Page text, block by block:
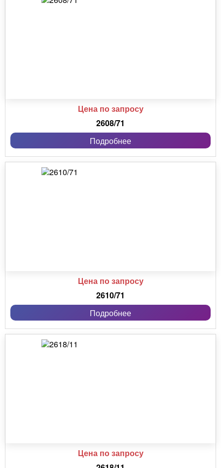
Цена по запросу
2608/71
Подробнее
Цена по запросу
2610/71
Подробнее
Цена по запросу